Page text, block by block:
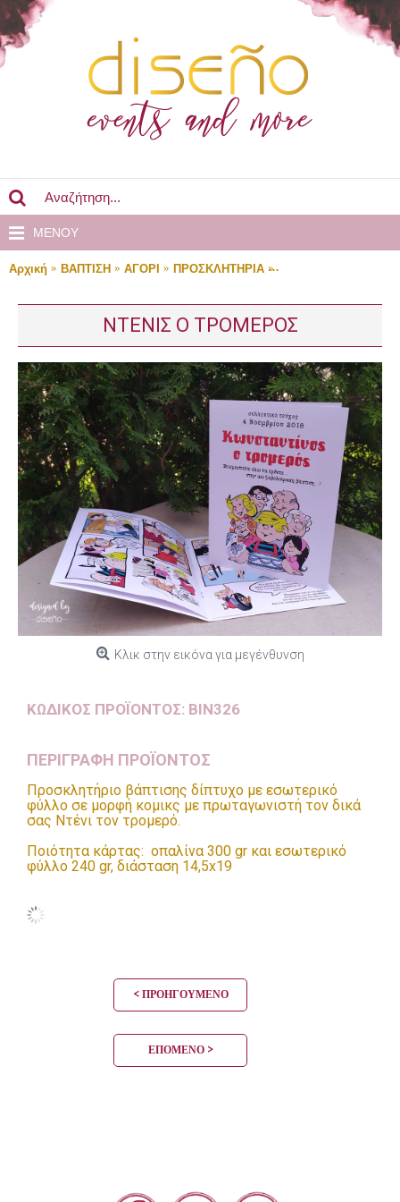
MENOY
Αρχική ΒΑΠΤΙΣΗ ΑΓΟΡΙ ΠΡΟΣΚΛΗΤΗΡΙΑ ΝΤΕΝΙΣ Ο
ΝΤΕΝΙΣ Ο ΤΡΟΜΕΡΟΣ
Κλικ στην εικόνα για μεγένθυνση
ΚΩΔΙΚΌΣ ΠΡΟΪΌΝΤΟΣ: BIN326
ΠΕΡΙΓΡΑΦΗ ΠΡΟΪΟΝΤΟΣ
Προσκλητήριο βάπτισης δίπτυχο με εσωτερικό
φύλλο σε μορφή κομικς με πρωταγωνιστή τον δικά
σας Ντένι τον τρομερό.
Ποιότητα κάρτας: οπαλίνα 300 gr και εσωτερικό
φύλλο 240 gr, διάσταση 14,5x19
< ΠΡΟΗΓΟΎΜΕΝΟ
ΕΠΌΜΕΝΟ >